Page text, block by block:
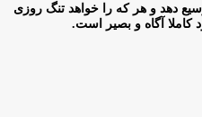
دهد و هر که را خواهد تنگ روزی
کاملا آگاه و بصیر است.